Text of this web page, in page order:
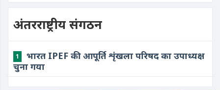
अंतरराष्ट्रीय संगठन
1
भारत IPEF की आपूर्ति शृंखला परिषद का उपाध्यक्ष
चुना गया